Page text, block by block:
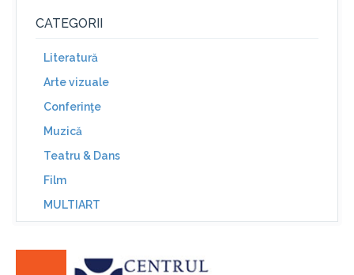
CATEGORII
Literatură
Arte vizuale
Conferinţe
Muzică
Teatru & Dans
Film
MULTIART